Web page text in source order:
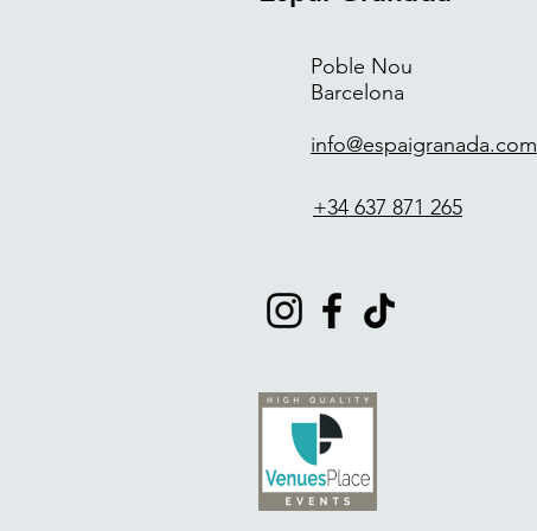
Poble Nou
Barcelona
info@espaigranada.com
+34 637 871 265